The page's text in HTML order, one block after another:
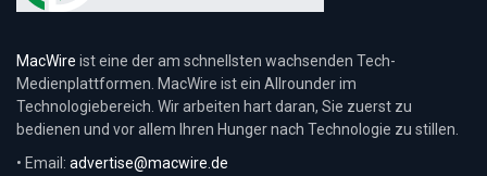
MacWire ist eine der am schnellsten wachsenden Tech-
Medienplattformen. MacWire ist ein Allrounder im
Technologiebereich. Wir arbeiten hart daran, Sie zuerst zu
bedienen und vor allem Ihren Hunger nach Technologie zu stillen.
• Email: advertise@macwire.de